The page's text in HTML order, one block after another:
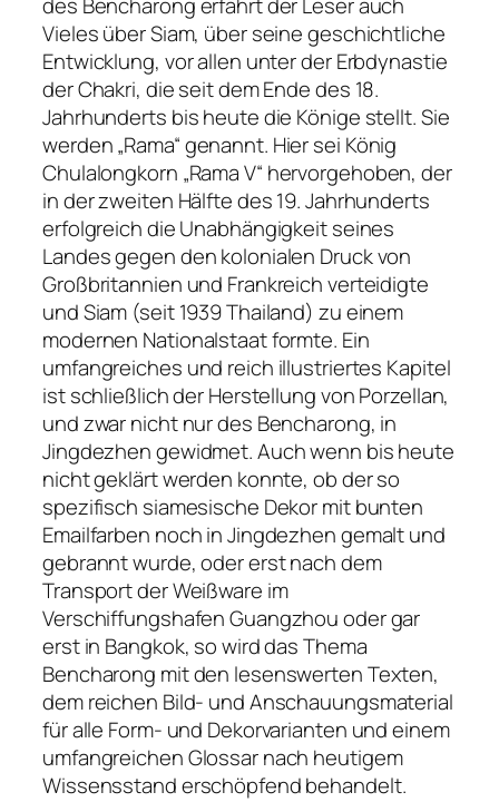
des Bencharong erfährt der Leser auch
Vieles über Siam, über seine geschichtliche
Entwicklung, vor allen unter der Erbdynastie
der Chakri, die seit dem Ende des 18.
Jahrhunderts bis heute die Könige stellt. Sie
werden „Rama“ genannt. Hier sei König
Chulalongkorn „Rama V“ hervorgehoben, der
in der zweiten Hälfte des 19. Jahrhunderts
erfolgreich die Unabhängigkeit seines
Landes gegen den kolonialen Druck von
Großbritannien und Frankreich verteidigte
und Siam (seit 1939 Thailand) zu einem
modernen Nationalstaat formte. Ein
umfangreiches und reich illustriertes Kapitel
ist schließlich der Herstellung von Porzellan,
und zwar nicht nur des Bencharong, in
Jingdezhen gewidmet. Auch wenn bis heute
nicht geklärt werden konnte, ob der so
spezifisch siamesische Dekor mit bunten
Emailfarben noch in Jingdezhen gemalt und
gebrannt wurde, oder erst nach dem
Transport der Weißware im
Verschiffungshafen Guangzhou oder gar
erst in Bangkok, so wird das Thema
Bencharong mit den lesenswerten Texten,
dem reichen Bild- und Anschauungsmaterial
für alle Form- und Dekorvarianten und einem
umfangreichen Glossar nach heutigem
Wissensstand erschöpfend behandelt.